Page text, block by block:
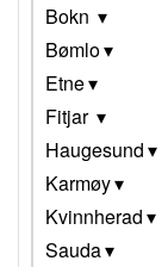
Bokn
Bømlo
Etne
Fitjar
Haugesund
Karmøy
Kvinnherad
Sauda